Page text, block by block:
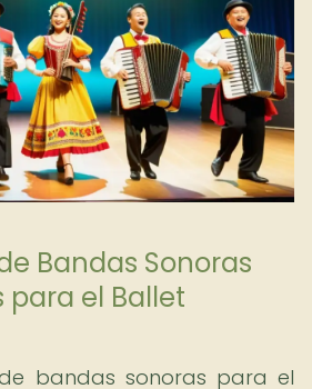
Bandas Sonoras
el Ballet
bandas sonoras para el